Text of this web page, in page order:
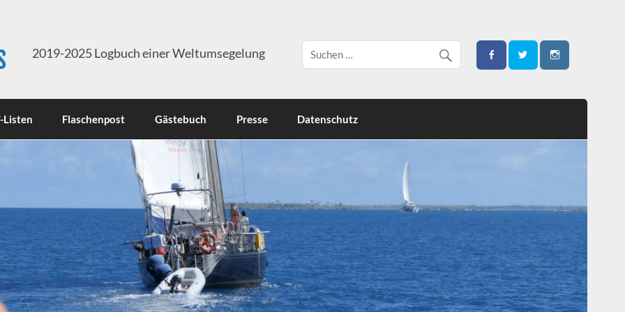
2019-2025 Logbuch einer Weltumsegelung
Listen Flaschenpost Gästebuch Presse Datenschutz